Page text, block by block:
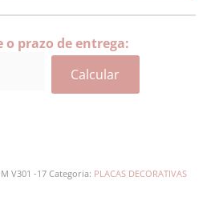
o prazo de entrega:
Calcular
M V301 -17 Categoria: PLACAS DECORATIVAS